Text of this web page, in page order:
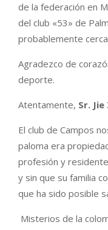
de la federación en
del club «53» de
probablemente
Agradezco de
deporte.
Atentamente, Sr.
El club de Campos
paloma era
profesión y
y sin que su familia
que ha sido posible
Misterios de la